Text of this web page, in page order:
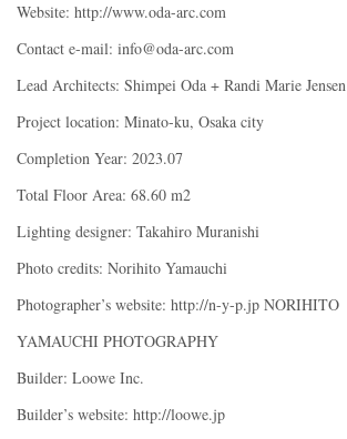
Website: http://www.oda-arc.com
Contact e-mail: info@oda-arc.com
Lead Architects: Shimpei Oda + Randi Marie Jensen
Project location: Minato-ku, Osaka city
Completion Year: 2023.07
Total Floor Area: 68.60 m2
Lighting designer: Takahiro Muranishi
Photo credits: Norihito Yamauchi
Photographer’s website: http://n-y-p.jp NORIHITO
YAMAUCHI PHOTOGRAPHY
Builder: Loowe Inc.
Builder’s website: http://loowe.jp